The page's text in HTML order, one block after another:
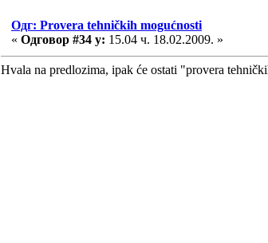
Одг: Provera tehničkih mogućnosti
« Одговор #34 у: 15.04 ч. 18.02.2009. »
Hvala na predlozima, ipak će ostati "provera